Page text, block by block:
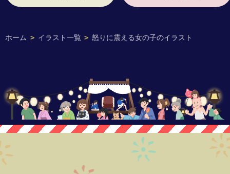
ホーム > イラスト一覧 > 怒りに震える女の子のイラスト